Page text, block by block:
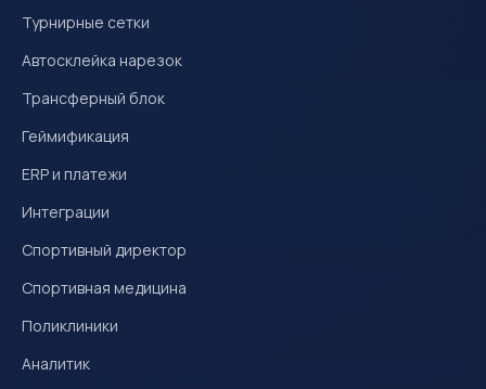
Турнирные сетки
Автосклейка нарезок
Трансферный блок
Геймификация
ERP и платежи
Интеграции
Спортивный директор
Спортивная медицина
Поликлиники
Аналитик